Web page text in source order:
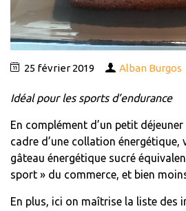
25 février 2019 Alban Burgos
Idéal pour les sports d’endurance
En complément d’un petit
cadre d’une collation énergétique,
gâteau énergétique sucré
sport » du commerce, et bien
En plus, ici on maîtrise la liste des